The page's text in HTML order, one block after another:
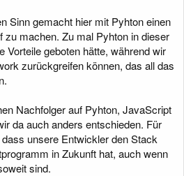
Sinn gemacht hier mit Pyhton einen
zu machen. Zu mal Pyhton in dieser
Vorteile geboten hätte, während wir
zurückgreifen können, das all das
Nachfolger auf Pyhton, JavaScript
da auch anders entschieden. Für
unsere Entwickler den Stack
in Zukunft hat, auch wenn
sind.